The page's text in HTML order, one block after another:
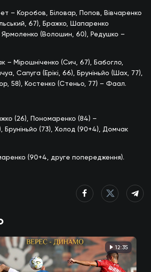
– Коробов, Біловар, Попов, Вівчаренко
67), Бражко, Шапаренко
Ярмоленко (Волошин, 60), Редушко –
– Мірошніченко (Сич, 67), Бабогло,
Сапуга (Ерікі, 66), Бруніньйо (Шах, 77),
58), Костенко (Стеньо, 77) – Фаал.
(26), Пономаренко (84) –
Бруніньйо (73), Холод (90+4), Домчак
(90+4, друге попередження).
12:35